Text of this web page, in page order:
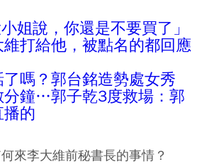
姐說，你還是不要買了」
打給他，被點名的都回應
嗎？郭台銘造勢處女秀
分鐘…郭子乾3度救場：郭
的
來李大維前秘書長的事情？